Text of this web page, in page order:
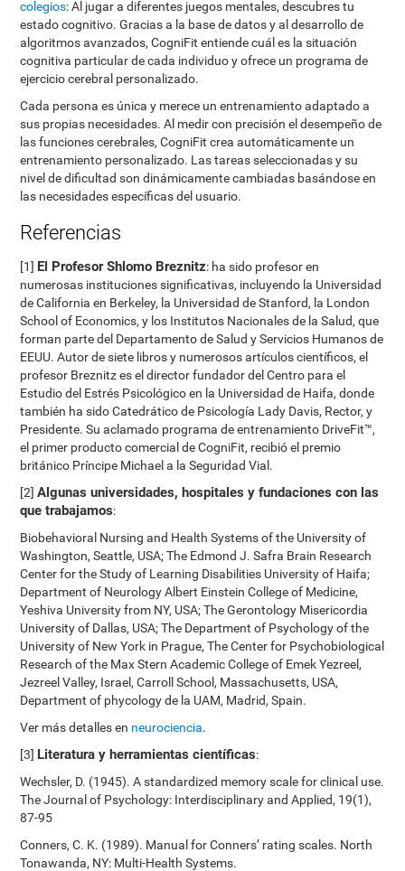
colegios: Al jugar a diferentes juegos mentales, descubres tu
estado cognitivo. Gracias a la base de datos y al desarrollo de
algoritmos avanzados, CogniFit entiende cuál es la situación
cognitiva particular de cada individuo y ofrece un programa de
ejercicio cerebral personalizado.
Cada persona es única y merece un entrenamiento adaptado a
sus propias necesidades. Al medir con precisión el desempeño de
las funciones cerebrales, CogniFit crea automáticamente un
entrenamiento personalizado. Las tareas seleccionadas y su
nivel de dificultad son dinámicamente cambiadas basándose en
las necesidades específicas del usuario.
Referencias
[1] El Profesor Shlomo Breznitz: ha sido profesor en
numerosas instituciones significativas, incluyendo la Universidad
de California en Berkeley, la Universidad de Stanford, la London
School of Economics, y los Institutos Nacionales de la Salud, que
forman parte del Departamento de Salud y Servicios Humanos de
EEUU. Autor de siete libros y numerosos artículos científicos, el
profesor Breznitz es el director fundador del Centro para el
Estudio del Estrés Psicológico en la Universidad de Haifa, donde
también ha sido Catedrático de Psicología Lady Davis, Rector, y
Presidente. Su aclamado programa de entrenamiento DriveFit™,
el primer producto comercial de CogniFit, recibió el premio
británico Príncipe Michael a la Seguridad Vial.
[2]Algunas universidades, hospitales y fundaciones con las
que trabajamos:
Biobehavioral Nursing and Health Systems of the University of
Washington, Seattle, USA; The Edmond J. Safra Brain Research
Center for the Study of Learning Disabilities University of Haifa;
Department of Neurology Albert Einstein College of Medicine,
Yeshiva University from NY, USA; The Gerontology Misericordia
University of Dallas, USA; The Department of Psychology of the
University of New York in Prague, The Center for Psychobiological
Research of the Max Stern Academic College of Emek Yezreel,
Jezreel Valley, Israel, Carroll School, Massachusetts, USA,
Department of phycology de la UAM, Madrid, Spain.
Ver más detalles en neurociencia.
[3] Literatura y herramientas científicas:
Wechsler, D. (1945). A standardized memory scale for clinical use.
The Journal of Psychology: Interdisciplinary and Applied, 19(1),
87-95
Conners, C. K. (1989). Manual for Conners’ rating scales. North
Tonawanda, NY: Multi-Health Systems.